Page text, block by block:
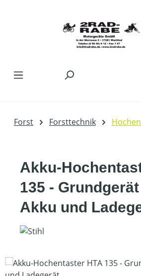
Forst Forsttechnik
Akku-
135 -
Akku und
Bildergalerie überspringen